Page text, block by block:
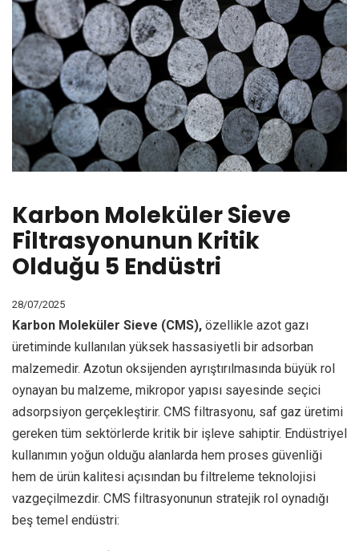
Karbon Moleküler Sieve
Filtrasyonunun Kritik
Olduğu 5 Endüstri
28/07/2025
Karbon Moleküler Sieve (CMS), özellikle azot gazı
üretiminde kullanılan yüksek hassasiyetli bir adsorban
malzemedir. Azotun oksijenden ayrıştırılmasında büyük rol
oynayan bu malzeme, mikropor yapısı sayesinde seçici
adsorpsiyon gerçekleştirir. CMS filtrasyonu, saf gaz üretimi
gereken tüm sektörlerde kritik bir işleve sahiptir. Endüstriyel
kullanımın yoğun olduğu alanlarda hem proses güvenliği
hem de ürün kalitesi açısından bu filtreleme teknolojisi
vazgeçilmezdir. CMS filtrasyonunun stratejik rol oynadığı
beş temel endüstri: